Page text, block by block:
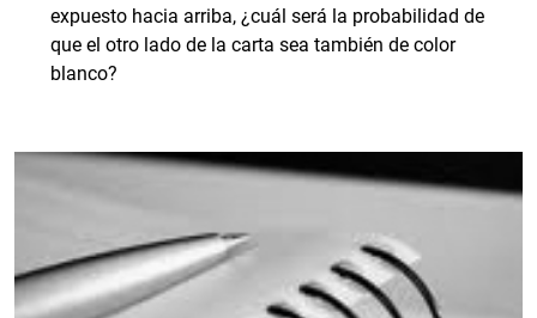
expuesto hacia arriba, ¿cuál será la probabilidad de
que el otro lado de la carta sea también de color
blanco?